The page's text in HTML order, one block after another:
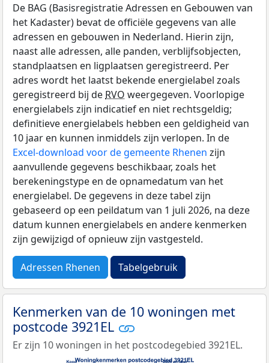
De BAG (Basisregistratie Adressen en Gebouwen van
het Kadaster) bevat de officiële gegevens van alle
adressen en gebouwen in Nederland. Hierin zijn,
naast alle adressen, alle panden, verblijfsobjecten,
standplaatsen en ligplaatsen geregistreerd. Per
adres wordt het laatst bekende energielabel zoals
geregistreerd bij de RVO weergegeven. Voorlopige
energielabels zijn indicatief en niet rechtsgeldig;
definitieve energielabels hebben een geldigheid van
10 jaar en kunnen inmiddels zijn verlopen. In de
Excel-download voor de gemeente Rhenen zijn
aanvullende gegevens beschikbaar, zoals het
berekeningstype en de opnamedatum van het
energielabel. De gegevens in deze tabel zijn
gebaseerd op een peildatum van 1 juli 2026, na deze
datum kunnen energielabels en andere kenmerken
zijn gewijzigd of opnieuw zijn vastgesteld.
Adressen Rhenen Tabelgebruik
Kenmerken van de 10 woningen met
postcode 3921EL
Er zijn 10 woningen in het postcodegebied 3921EL.